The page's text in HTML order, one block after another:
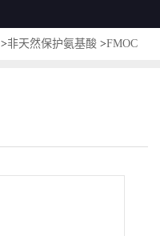
>非天然保护氨基酸 >FMOC